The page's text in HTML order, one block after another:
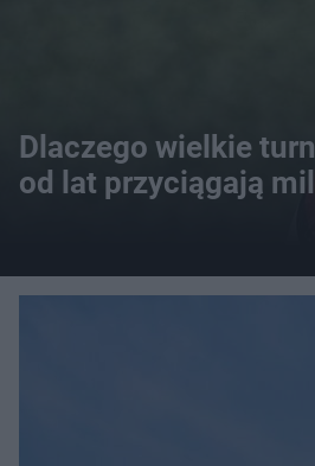
Dlaczego wielkie
od lat przyciągają